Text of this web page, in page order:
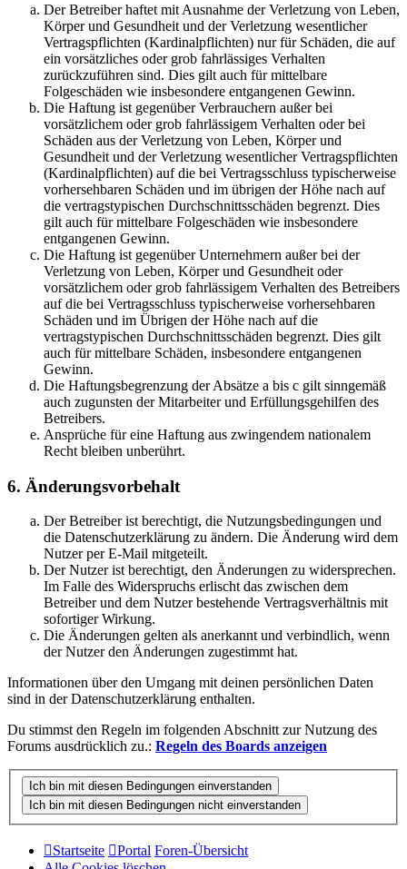
Der Betreiber haftet mit Ausnahme der Verletzung von Leben,
Körper und Gesundheit und der Verletzung wesentlicher
Vertragspflichten (Kardinalpflichten) nur für Schäden, die auf
ein vorsätzliches oder grob fahrlässiges Verhalten
zurückzuführen sind. Dies gilt auch für mittelbare
Folgeschäden wie insbesondere entgangenen Gewinn.
Die Haftung ist gegenüber Verbrauchern außer bei
vorsätzlichem oder grob fahrlässigem Verhalten oder bei
Schäden aus der Verletzung von Leben, Körper und
Gesundheit und der Verletzung wesentlicher Vertragspflichten
(Kardinalpflichten) auf die bei Vertragsschluss typischerweise
vorhersehbaren Schäden und im übrigen der Höhe nach auf
die vertragstypischen Durchschnittsschäden begrenzt. Dies
gilt auch für mittelbare Folgeschäden wie insbesondere
entgangenen Gewinn.
Die Haftung ist gegenüber Unternehmern außer bei der
Verletzung von Leben, Körper und Gesundheit oder
vorsätzlichem oder grob fahrlässigem Verhalten des Betreibers
auf die bei Vertragsschluss typischerweise vorhersehbaren
Schäden und im Übrigen der Höhe nach auf die
vertragstypischen Durchschnittsschäden begrenzt. Dies gilt
auch für mittelbare Schäden, insbesondere entgangenen
Gewinn.
Die Haftungsbegrenzung der Absätze a bis c gilt sinngemäß
auch zugunsten der Mitarbeiter und Erfüllungsgehilfen des
Betreibers.
Ansprüche für eine Haftung aus zwingendem nationalem
Recht bleiben unberührt.
6. Änderungsvorbehalt
Der Betreiber ist berechtigt, die Nutzungsbedingungen und
die Datenschutzerklärung zu ändern. Die Änderung wird dem
Nutzer per E-Mail mitgeteilt.
Der Nutzer ist berechtigt, den Änderungen zu widersprechen.
Im Falle des Widerspruchs erlischt das zwischen dem
Betreiber und dem Nutzer bestehende Vertragsverhältnis mit
sofortiger Wirkung.
Die Änderungen gelten als anerkannt und verbindlich, wenn
der Nutzer den Änderungen zugestimmt hat.
Informationen über den Umgang mit deinen persönlichen Daten
sind in der Datenschutzerklärung enthalten.
Du stimmst den Regeln im folgenden Abschnitt zur Nutzung des
Forums ausdrücklich zu.: Regeln des Boards anzeigen
Startseite Portal Foren-Übersicht